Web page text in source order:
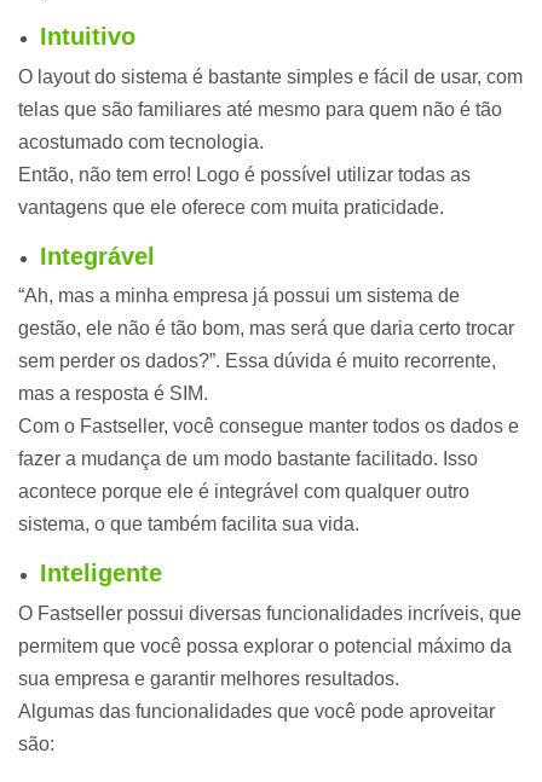
Intuitivo
O layout do sistema é bastante simples e fácil de usar, com
telas que são familiares até mesmo para quem não é tão
acostumado com tecnologia.
Então, não tem erro! Logo é possível utilizar todas as
vantagens que ele oferece com muita praticidade.
Integrável
“Ah, mas a minha empresa já possui um sistema de
gestão, ele não é tão bom, mas será que daria certo trocar
sem perder os dados?”. Essa dúvida é muito recorrente,
mas a resposta é SIM.
Com o Fastseller, você consegue manter todos os dados e
fazer a mudança de um modo bastante facilitado. Isso
acontece porque ele é integrável com qualquer outro
sistema, o que também facilita sua vida.
Inteligente
O Fastseller possui diversas funcionalidades incríveis, que
permitem que você possa explorar o potencial máximo da
sua empresa e garantir melhores resultados.
Algumas das funcionalidades que você pode aproveitar
são: